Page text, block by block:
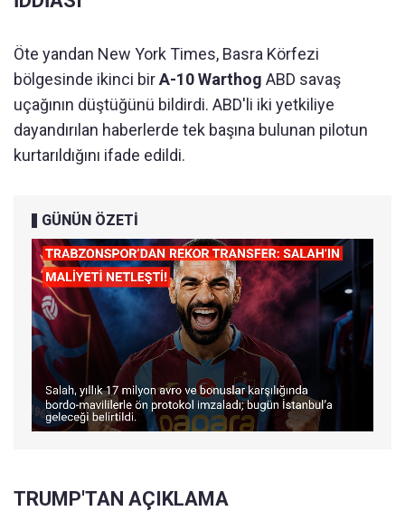
Öte yandan New York Times, Basra Körfezi
bölgesinde ikinci birA-10 Warthog ABD savaş
uçağının düştüğünü bildirdi. ABD'li iki yetkiliye
dayandırılan haberlerde tek başına bulunan pilotun
kurtarıldığını ifade edildi.
GÜNÜN ÖZETİ
TRUMP'TAN AÇIKLAMA